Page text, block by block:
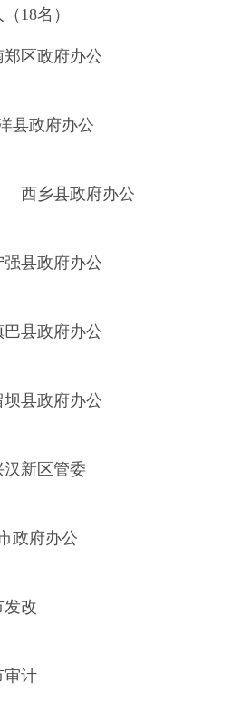
18名）
政府办公
政府办公
县政府办公
政府办公
政府办公
政府办公
区管委
府办公
改
计